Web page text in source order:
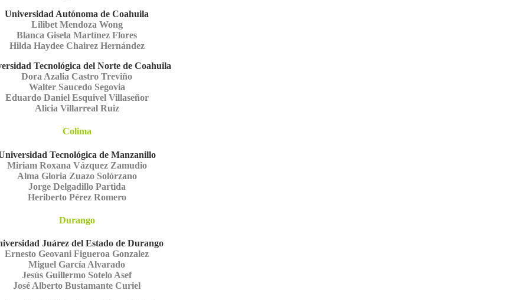
Universidad Autónoma de Coahuila
Lilibet Mendoza Wong
Blanca Gisela Martínez Flores
Hilda Haydee Chairez Hernández
Tecnológica del Norte de Coahuila
Dora Azalia Castro Treviño
Walter Saucedo Segovia
Eduardo Daniel Esquivel Villaseñor
Alicia Villarreal Ruiz
Colima
Tecnológica de Manzanillo
Miriam Roxana Vázquez Zamudio
Alma Gloria Zuazo Solórzano
Jorge Delgadillo Partida
Heriberto Pérez Romero
Durango
Juárez del Estado de Durango
Ernesto Geovani Figueroa Gonzalez
Miguel García Alvarado
Jesús Guillermo Sotelo Asef
José Alberto Bustamante Curiel